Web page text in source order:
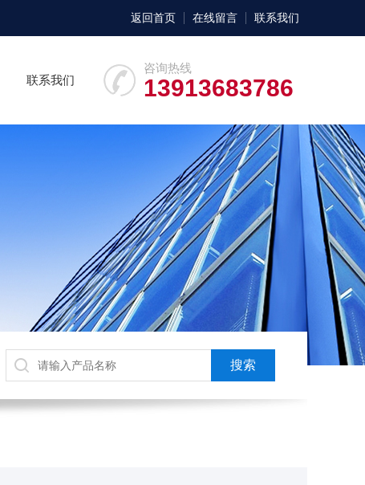
返回首页 在线留言 联系我们
咨询热线
13913683786
联系我们